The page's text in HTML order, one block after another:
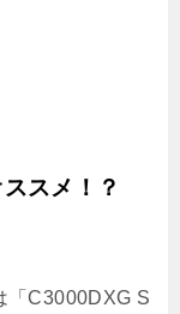
スメ！？
「C3000DXG S